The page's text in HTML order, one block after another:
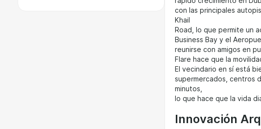
con las principales
Khail
Road, lo que permite un
Business Bay y el
reunirse con amigos en
Flare hace que la
El vecindario en sí está
supermercados, centros
minutos,
lo que hace que la vida
Innovación